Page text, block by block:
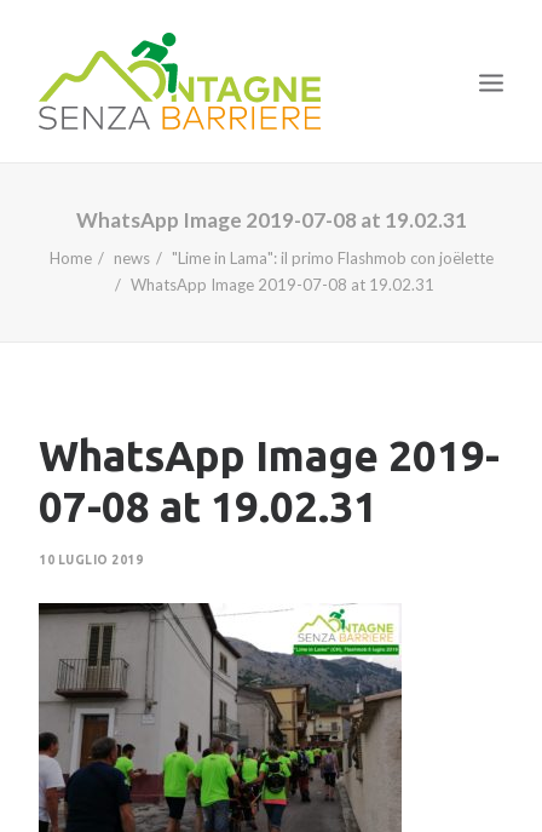
HOME
IL PROGETTO
WhatsApp Image 2019-07-08 at 19.02.31
Home news
"Lime in Lama": il primo Flashmob con joëlette
WhatsApp Image 2019-07-08 at 19.02.31
WhatsApp Image 2019-
07-08 at 19.02.31
10 LUGLIO 2019